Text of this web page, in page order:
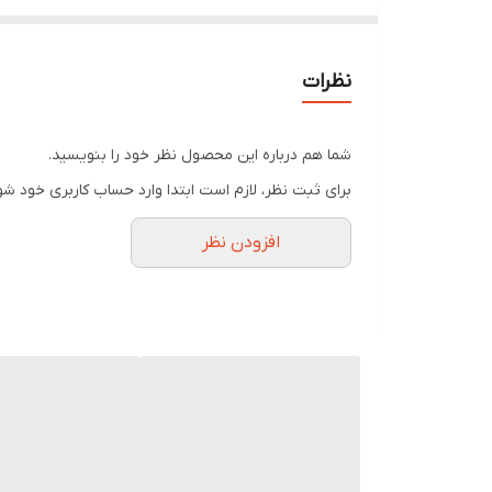
قرار داد تا در موقع لزوم از آن استفاده کرد.
ویژگی های جعبه یادآوری هفتگی دارو دکتر مد
کم حجم و سبک
نظرات
شما هم درباره این محصول نظر خود را بنویسید.
برای ثبت نظر، لازم است ابتدا وارد حساب کاربری خود
افزودن نظر